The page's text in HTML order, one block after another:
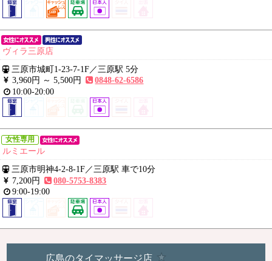
ヴィラ三原店
三原市城町1-23-7-1F／三原駅 5分
3,960円 ～5,500円
0848-62-6586
10:00-20:00
女性専用
ルミエール
三原市明神4-2-8-1F／三原駅 車で10分
7,200円
080-5753-8383
9:00-19:00